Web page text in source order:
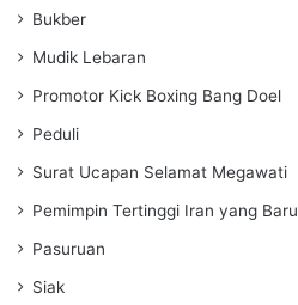
Bukber
Mudik Lebaran
Promotor Kick Boxing Bang Doel
Peduli
Surat Ucapan Selamat Megawati
Pemimpin Tertinggi Iran yang Baru
Pasuruan
Siak